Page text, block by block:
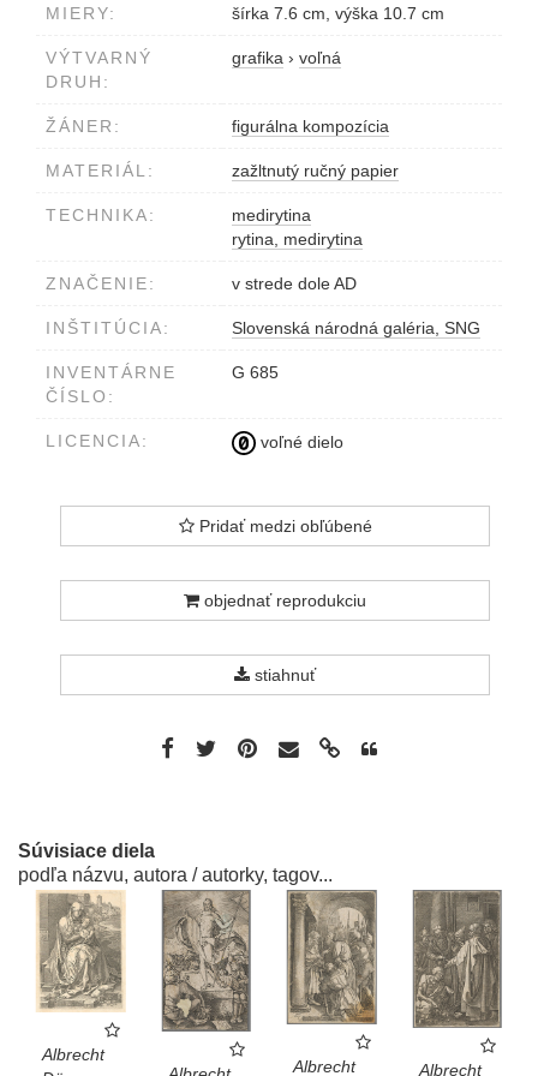
MIERY: šírka 7.6 cm, výška 10.7 cm
VÝTVARNÝ
DRUH:
grafika › voľná
ŽÁNER: figurálna kompozícia
MATERIÁL: zažltnutý ručný papier
TECHNIKA:
medirytina
rytina, medirytina
ZNAČENIE: v strede dole AD
INŠTITÚCIA: Slovenská národná galéria, SNG
INVENTÁRNE
ČÍSLO:
G 685
LICENCIA: voľné dielo
Pridať medzi obľúbené
objednať reprodukciu
stiahnuť
Súvisiace diela
podľa názvu, autora / autorky, tagov...
Albrecht
Albrecht Albrecht